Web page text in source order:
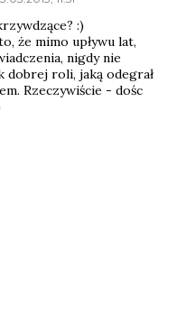
:)
że mimo upływu lat,
nigdy nie
dobrej roli, jaką odegrał
Rzeczywiście - dośc